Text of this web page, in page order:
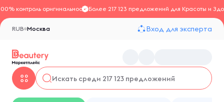
контроль оригинальностиБолее 217 123 предложений для Красоты и
Москва
RUB Вход для эксперта